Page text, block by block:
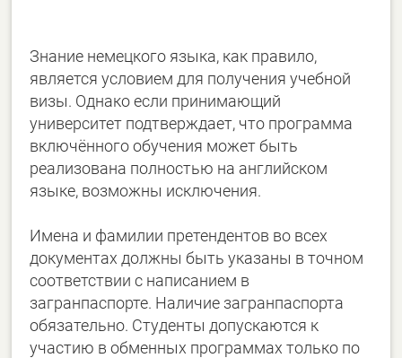
Знание немецкого языка, как правило,
является условием для получения учебной
визы. Однако если принимающий
университет подтверждает, что программа
включённого обучения может быть
реализована полностью на английском
языке, возможны исключения.
Имена и фамилии претендентов во всех
документах должны быть указаны в точном
соответствии с написанием в
загранпаспорте. Наличие загранпаспорта
обязательно. Студенты допускаются к
участию в обменных программах только по